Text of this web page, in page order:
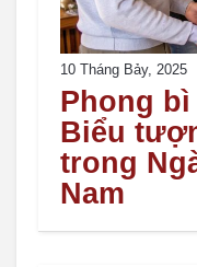
10 Tháng Bảy, 2025
Phong
Biểu
trong
Nam